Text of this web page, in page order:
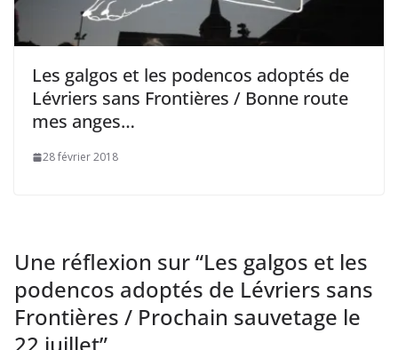
Les galgos et les podencos adoptés de
Lévriers sans Frontières / Bonne route
mes anges…
28 février 2018
Une réflexion sur “Les galgos et les
podencos adoptés de Lévriers sans
Frontières / Prochain sauvetage le